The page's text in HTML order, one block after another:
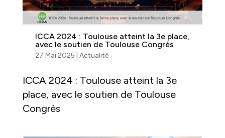
ICCA 2024 : Toulouse atteint la 3e place,
avec le soutien de Toulouse Congrès
27 Mai 2025 Actualité
ICCA 2024 : Toulouse atteint la 3e
place, avec le soutien de Toulouse
Congrès